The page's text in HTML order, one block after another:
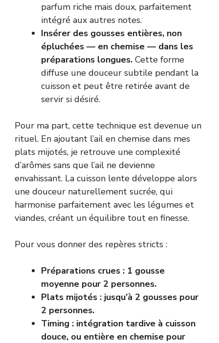
parfum riche mais doux, parfaitement
intégré aux autres notes.
Insérer des gousses entières, non
épluchées — en chemise — dans les
préparations longues. Cette forme
diffuse une douceur subtile pendant la
cuisson et peut être retirée avant de
servir si désiré.
Pour ma part, cette technique est devenue un
rituel. En ajoutant l’ail en chemise dans mes
plats mijotés, je retrouve une complexité
d’arômes sans que l’ail ne devienne
envahissant. La cuisson lente développe alors
une douceur naturellement sucrée, qui
harmonise parfaitement avec les légumes et
viandes, créant un équilibre tout en finesse.
Pour vous donner des repères stricts :
Préparations crues : 1 gousse
moyenne pour 2 personnes.
Plats mijotés : jusqu’à 2 gousses pour
2 personnes.
Timing : intégration tardive à cuisson
douce, ou entière en chemise pour